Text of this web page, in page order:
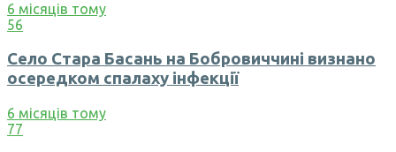
6 місяців тому
56
Село Стара Басань на Бобровиччині визнано
осередком спалаху інфекції
6 місяців тому
77